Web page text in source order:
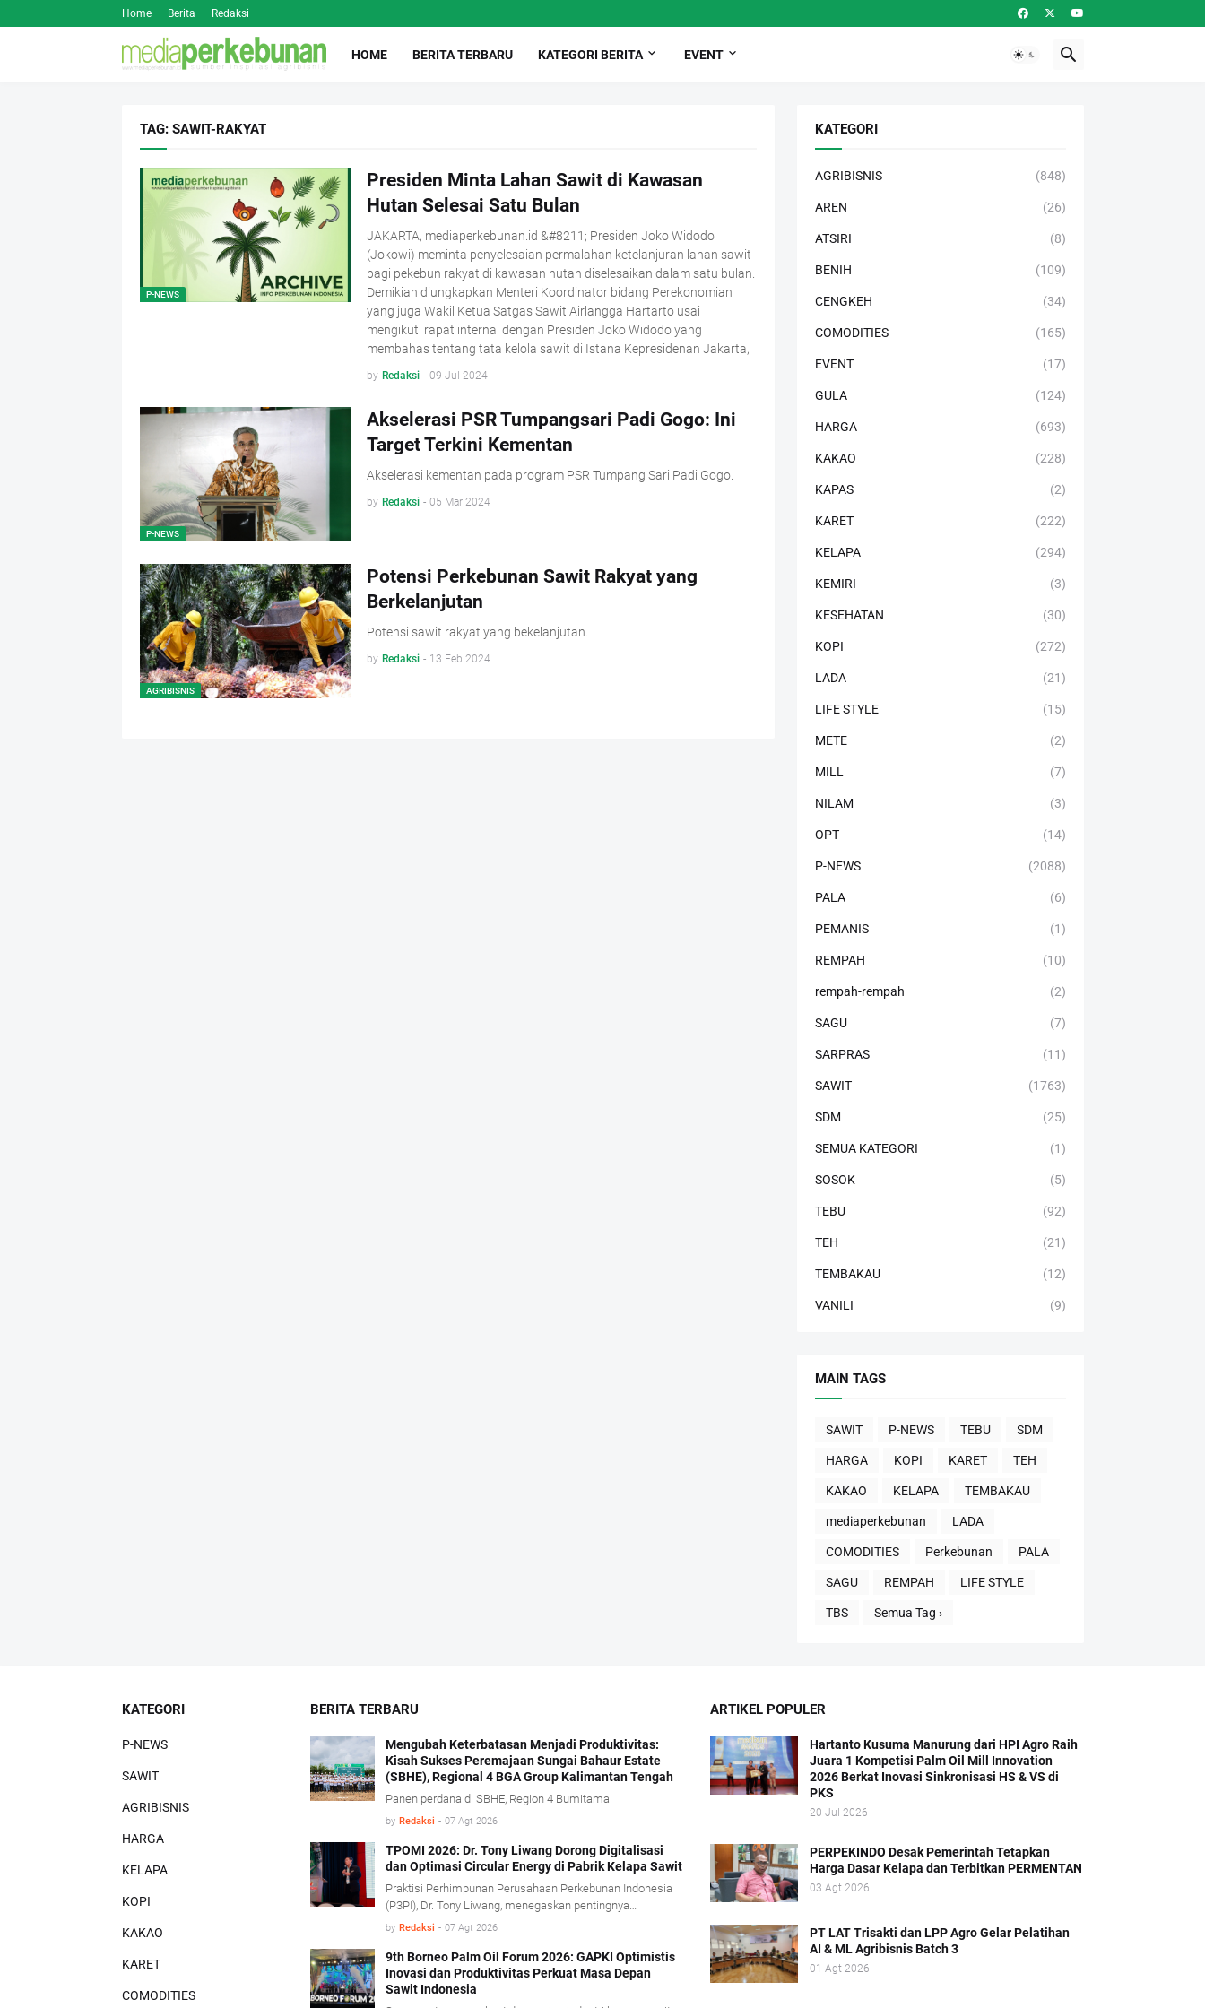
Home Berita Redaksi
HOME BERITA TERBARU KATEGORI BERITA EVENT
TAG: SAWIT-RAKYAT
P-NEWS
Presiden Minta Lahan Sawit di Kawasan
Hutan Selesai Satu Bulan
JAKARTA, mediaperkebunan.id &#8211; Presiden Joko Widodo
(Jokowi) meminta penyelesaian permalahan ketelanjuran lahan sawit
bagi pekebun rakyat di kawasan hutan diselesaikan dalam satu bulan.
Demikian diungkapkan Menteri Koordinator bidang Perekonomian
yang juga Wakil Ketua Satgas Sawit Airlangga Hartarto usai
mengikuti rapat internal dengan Presiden Joko Widodo yang
membahas tentang tata kelola sawit di Istana Kepresidenan Jakarta,
by Redaksi - 09 Jul 2024
P-NEWS
Akselerasi PSR Tumpangsari Padi Gogo: Ini
Target Terkini Kementan
Akselerasi kementan pada program PSR Tumpang Sari Padi Gogo.
by Redaksi - 05 Mar 2024
AGRIBISNIS
Potensi Perkebunan Sawit Rakyat yang
Berkelanjutan
Potensi sawit rakyat yang bekelanjutan.
by Redaksi - 13 Feb 2024
KATEGORI
AGRIBISNIS (848)
AREN (26)
ATSIRI (8)
BENIH (109)
CENGKEH (34)
COMODITIES (165)
EVENT (17)
GULA (124)
HARGA (693)
KAKAO (228)
KAPAS (2)
KARET (222)
KELAPA (294)
KEMIRI (3)
KESEHATAN (30)
KOPI (272)
LADA (21)
LIFE STYLE (15)
METE (2)
MILL (7)
NILAM (3)
OPT (14)
P-NEWS (2088)
PALA (6)
PEMANIS (1)
REMPAH (10)
rempah-rempah (2)
SAGU (7)
SARPRAS (11)
SAWIT (1763)
SDM (25)
SEMUA KATEGORI (1)
SOSOK (5)
TEBU (92)
TEH (21)
TEMBAKAU (12)
VANILI (9)
MAIN TAGS
SAWIT P-NEWS TEBU SDM
HARGA KOPI KARET TEH
KAKAO KELAPA TEMBAKAU
mediaperkebunan LADA
COMODITIES Perkebunan PALA
SAGU REMPAH LIFE STYLE
TBS Semua Tag ›
KATEGORI
P-NEWS
SAWIT
AGRIBISNIS
HARGA
KELAPA
KOPI
KAKAO
KARET
COMODITIES
BERITA TERBARU
Mengubah Keterbatasan Menjadi Produktivitas:
Kisah Sukses Peremajaan Sungai Bahaur Estate
(SBHE), Regional 4 BGA Group Kalimantan Tengah
Panen perdana di SBHE, Region 4 Bumitama
by Redaksi - 07 Agt 2026
TPOMI 2026: Dr. Tony Liwang Dorong Digitalisasi
dan Optimasi Circular Energy di Pabrik Kelapa Sawit
Praktisi Perhimpunan Perusahaan Perkebunan Indonesia
(P3PI), Dr. Tony Liwang, menegaskan pentingnya
pemanfaatan teknologi modern dalam pengawasan
(circular energy).
by Redaksi - 07 Agt 2026
9th Borneo Palm Oil Forum 2026: GAPKI Optimistis
Inovasi dan Produktivitas Perkuat Masa Depan
Sawit Indonesia
ARTIKEL POPULER
Hartanto Kusuma Manurung dari HPI Agro Raih
Juara 1 Kompetisi Palm Oil Mill Innovation
2026 Berkat Inovasi Sinkronisasi HS & VS di
PKS
20 Jul 2026
PERPEKINDO Desak Pemerintah Tetapkan
Harga Dasar Kelapa dan Terbitkan PERMENTAN
03 Agt 2026
PT LAT Trisakti dan LPP Agro Gelar Pelatihan
AI & ML Agribisnis Batch 3
01 Agt 2026